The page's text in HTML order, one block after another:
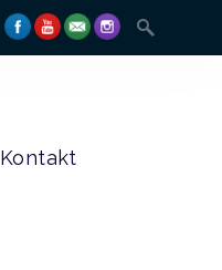
Search
for:
Kontakt